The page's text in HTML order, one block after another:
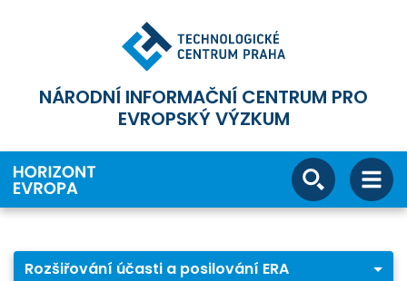
NÁRODNÍ INFORMAČNÍ CENTRUM PRO
EVROPSKÝ VÝZKUM
Rozšiřování účasti a posilování ERA